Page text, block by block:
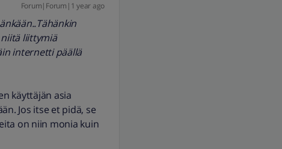
Forum|Forum|1 year ago
liittymiä
internetti päällä
käyttäjän asia
Jos itse et pidä, se
on niin monia kuin